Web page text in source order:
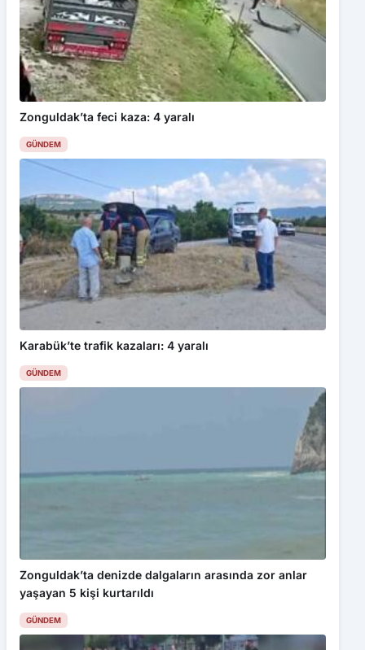
Zonguldak’ta feci kaza: 4 yaralı
GÜNDEM
Karabük’te trafik kazaları: 4 yaralı
GÜNDEM
Zonguldak’ta denizde dalgaların arasında zor anlar
yaşayan 5 kişi kurtarıldı
GÜNDEM